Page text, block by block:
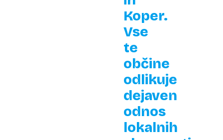
Koper.
Vse
te
občine
odlikuje
dejaven
odnos
lokalnih